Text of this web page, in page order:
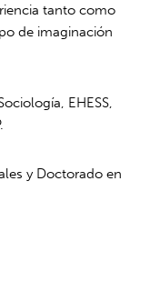
tanto como
de imaginación
EHESS,
y Doctorado en